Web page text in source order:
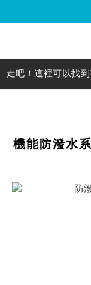
走吧！這裡可以找
機能防潑水